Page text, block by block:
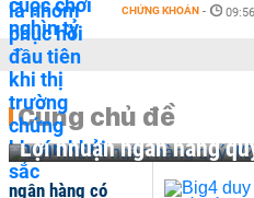
CHỨNG KHOÁN -
Cùng chủ đề
Lợi nhuận ngân hàng
ngân hàng có